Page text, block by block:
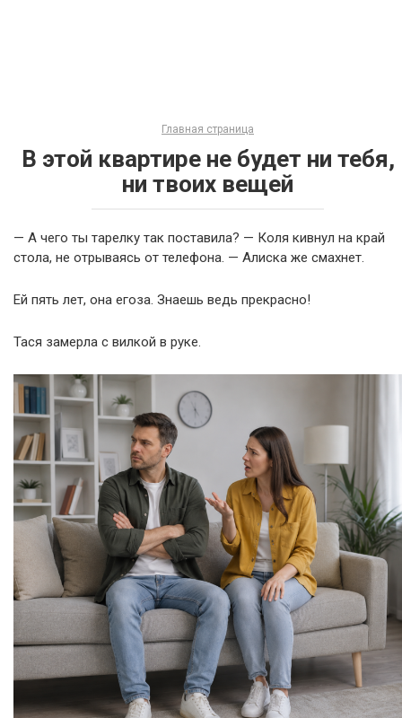
Главная страница
В этой квартире не будет ни тебя,
ни твоих вещей
— А чего ты тарелку так поставила? — Коля кивнул на край
стола, не отрываясь от телефона. — Алиска же смахнет.
Ей пять лет, она егоза. Знаешь ведь прекрасно!
Тася замерла с вилкой в руке.